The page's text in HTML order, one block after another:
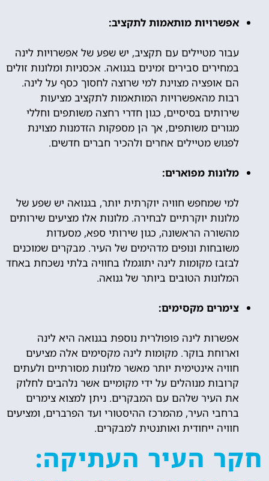
אפשרויות מותאמות לתקציב:
עבור מטיילים עם תקציב, יש שפע של אפשרויות לינה
במחירים סבירים זמינים בגנואה. אכסניות ומלונות זולים
הם אופציה מצוינת למי שרוצה לחסוך כסף על לינה.
רבות מהאפשרויות המותאמות לתקציב מציעות
שירותים בסיסיים, כגון חדרי רחצה משותפים וחללי
מגורים משותפים, אך הן מספקות הזדמנות מצוינת
לפגוש מטיילים אחרים ולהכיר חברים חדשים.
מלונות מפוארים:
למי שמחפש חוויה יוקרתית יותר, בגנואה יש שפע של
מלונות יוקרתיים לבחירה. מלונות אלו מציעים שירותים
מהשורה הראשונה, כגון שירותי ספא, מסעדות
משובחות ונופים מדהימים של העיר. מבקרים שמוכנים
לבזבז מקומות לינה יתוגמלו בחוויה בלתי נשכחת באחד
המלונות הטובים ביותר של גנואה.
צימרים מקסימים:
אפשרות לינה פופולרית נוספת בגנואה היא לינה
וארוחת בוקר. מקומות לינה מקסימים אלה מציעים
חוויה אינטימית יותר מאשר מלונות מסורתיים ולעתים
קרובות מנוהלים על ידי מקומיים אשר נלהבים לחלוק
את העיר שלהם עם המבקרים. ניתן למצוא צימרים
ברחבי העיר, מהמרכז ההיסטורי ועד הפרברים, ומציעים
חוויה ייחודית ואותנטית למבקרים.
חקר העיר העתיקה: